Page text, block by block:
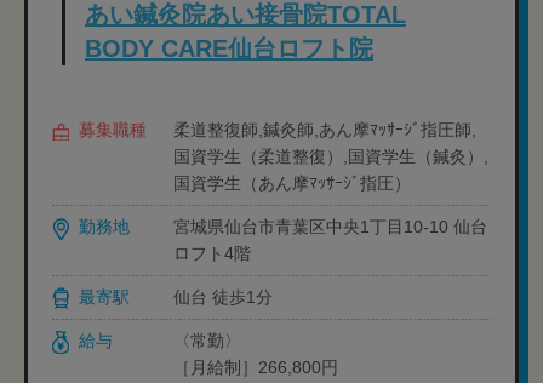
あい鍼灸院あい接骨院TOTAL
BODY CARE仙台ロフト院
募集職種
柔道整復師,鍼灸師,あん摩ﾏｯｻｰｼﾞ指圧師,
国資学生（柔道整復）,国資学生（鍼灸）,
国資学生（あん摩ﾏｯｻｰｼﾞ指圧）
勤務地
宮城県仙台市青葉区中央1丁目10-10 仙台
ロフト4階
最寄駅 仙台 徒歩1分
給与
〈常勤〉
［月給制］266,800円